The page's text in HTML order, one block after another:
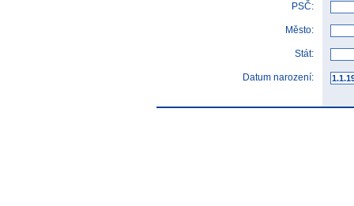
PSČ:
Město:
Stát:
Datum narození: